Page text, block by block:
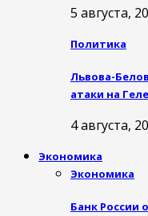
5 августа,
Политика
Львова-
атаки на
4 августа,
Экономика
Экономика
Банк России